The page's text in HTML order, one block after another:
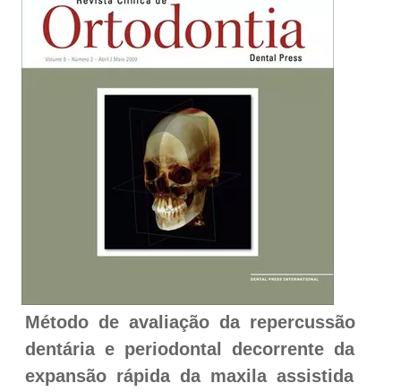
Método de avaliação da repercussão
dentária e periodontal decorrente da
expansão rápida da maxila assistida